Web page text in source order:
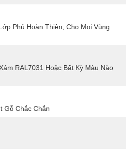
Phủ Hoàn Thiện, Cho Mọi Vùng
RAL7031 Hoặc Bất Kỳ Màu Nào
Gỗ Chắc Chắn